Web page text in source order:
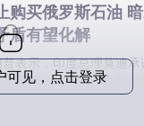
购买俄罗斯石油
盾有望化解
表示，印度总理莫迪承
石油，暗示美印之间外
心问题可能得到解决
可见，点击登录